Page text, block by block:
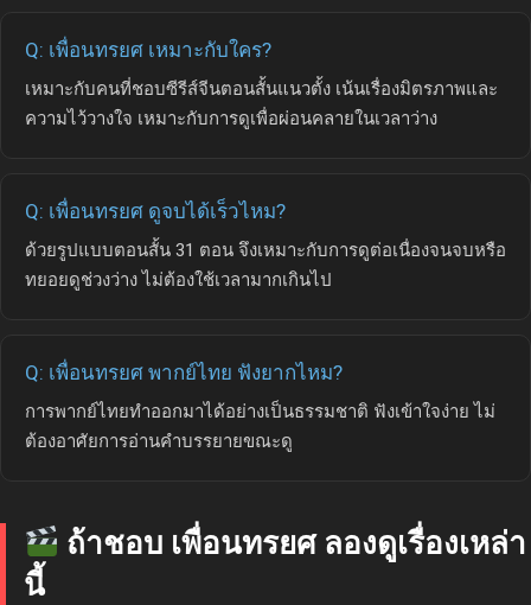
Q: เพื่อนทรยศ เหมาะกับใคร?
เหมาะกับคนที่ชอบซีรีส์จีนตอนสั้นแนวตั้ง เน้นเรื่องมิตรภาพและ
ความไว้วางใจ เหมาะกับการดูเพื่อผ่อนคลายในเวลาว่าง
Q: เพื่อนทรยศ ดูจบได้เร็วไหม?
ด้วยรูปแบบตอนสั้น 31 ตอน จึงเหมาะกับการดูต่อเนื่องจนจบหรือ
ทยอยดูช่วงว่าง ไม่ต้องใช้เวลามากเกินไป
Q: เพื่อนทรยศ พากย์ไทย ฟังยากไหม?
การพากย์ไทยทำออกมาได้อย่างเป็นธรรมชาติ ฟังเข้าใจง่าย ไม่
ต้องอาศัยการอ่านคำบรรยายขณะดู
ถ้าชอบ เพื่อนทรยศ ลองดูเรื่องเหล่า
นี้